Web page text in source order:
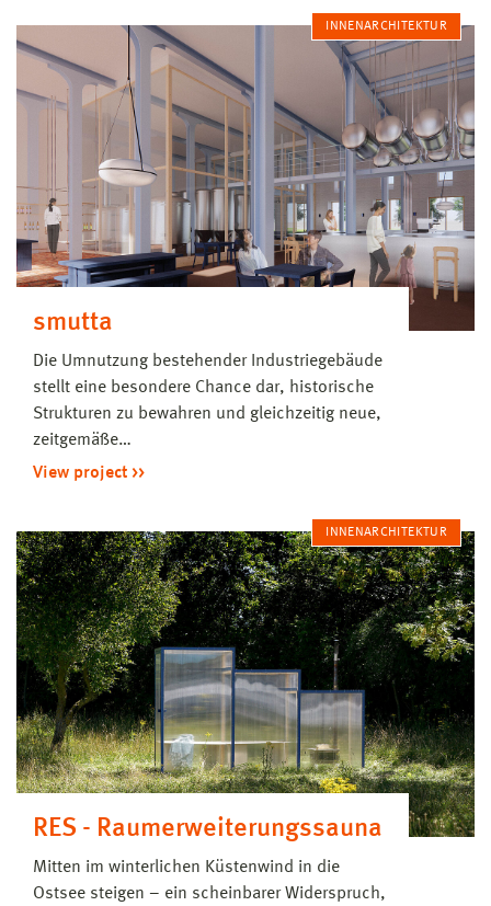
INNENARCHITEKTUR
smutta
Die Umnutzung bestehender Industriegebäude
stellt eine besondere Chance dar, historische
Strukturen zu bewahren und gleichzeitig neue,
zeitgemäße…
View project
INNENARCHITEKTUR
RES - Raumerweiterungssauna
Mitten im winterlichen Küstenwind in die
Ostsee steigen – ein scheinbarer Widerspruch,